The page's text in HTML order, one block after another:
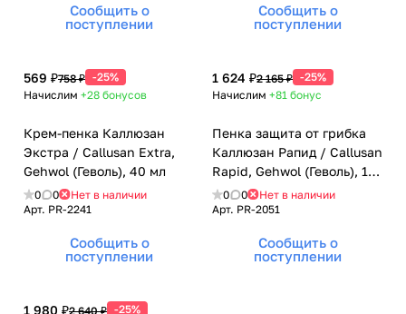
Сообщить о
поступлении
Сообщить о
поступлении
569 ₽758 ₽ -25%
Начислим +28 бонусов
Крем-пенка Каллюзан
Экстра / Callusan Extra,
Gehwol (Геволь), 40 мл
0 0
Нет в наличии
Арт. PR-2241
Сообщить о
поступлении
1 624 ₽2 165 ₽ -25%
Начислим +81 бонус
Пенка защита от грибка
Каллюзан Рапид / Callusan
Rapid, Gehwol (Геволь), 125
мл
0 0
Нет в наличии
Арт. PR-2051
Сообщить о
поступлении
1 980 ₽2 640 ₽ -25%